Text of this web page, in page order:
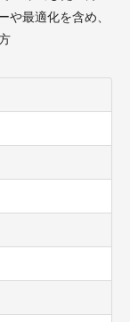
や最適化を含め、